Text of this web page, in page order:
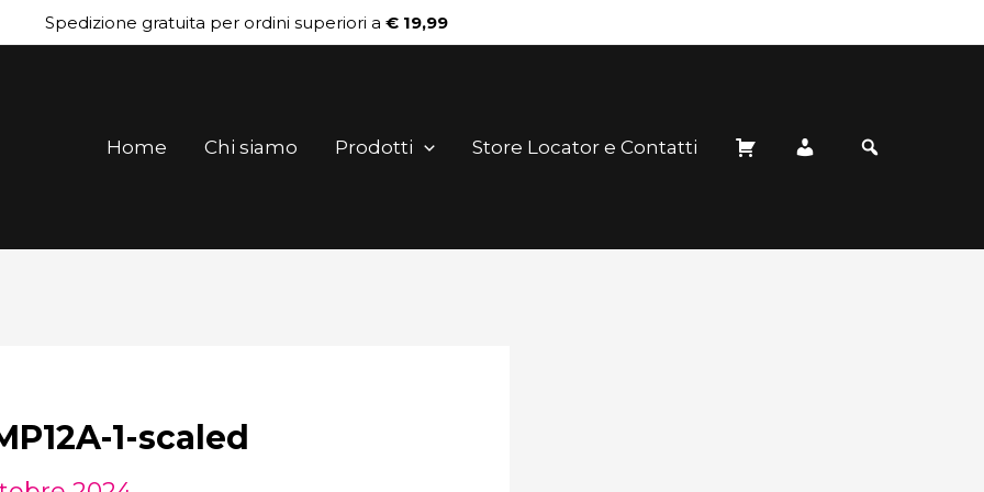
Spedizione gratuita per ordini superiori a € 19,99
Home Chi siamo Prodotti Store Locator e Contatti
1-scaled